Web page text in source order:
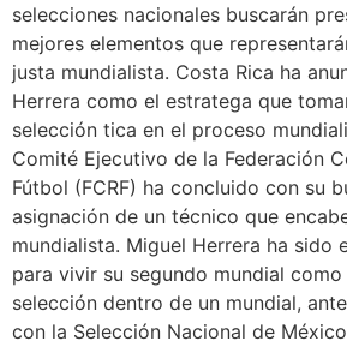
selecciones nacionales buscarán
mejores elementos que
justa mundialista. Costa Rica ha
Herrera como el estratega que
selección tica en el proceso
Comité Ejecutivo de la Federación
Fútbol (FCRF) ha concluido con su
asignación de un técnico que
mundialista. Miguel Herrera ha sido
para vivir su segundo mundial
selección dentro de un mundial,
con la Selección Nacional de